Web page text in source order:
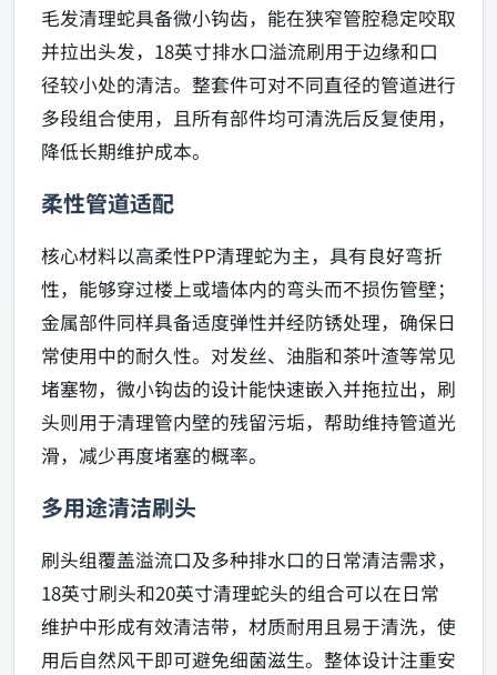
毛发清理蛇具备微小钩齿，能在狭窄管腔稳定咬取
并拉出头发，18英寸排水口溢流刷用于边缘和口
径较小处的清洁。整套件可对不同直径的管道进行
多段组合使用，且所有部件均可清洗后反复使用，
降低长期维护成本。
柔性管道适配
核心材料以高柔性PP清理蛇为主，具有良好弯折
性，能够穿过楼上或墙体内的弯头而不损伤管壁；
金属部件同样具备适度弹性并经防锈处理，确保日
常使用中的耐久性。对发丝、油脂和茶叶渣等常见
堵塞物，微小钩齿的设计能快速嵌入并拖拉出，刷
头则用于清理管内壁的残留污垢，帮助维持管道光
滑，减少再度堵塞的概率。
多用途清洁刷头
刷头组覆盖溢流口及多种排水口的日常清洁需求，
18英寸刷头和20英寸清理蛇头的组合可以在日常
维护中形成有效清洁带，材质耐用且易于清洗，使
用后自然风干即可避免细菌滋生。整体设计注重安